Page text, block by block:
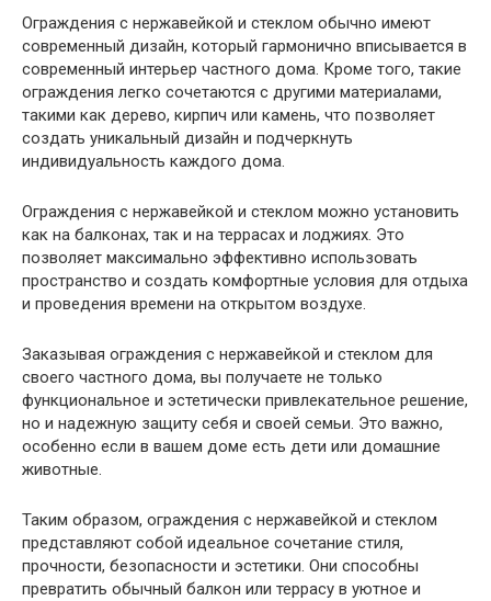
Ограждения с нержавейкой и стеклом обычно имеют
современный дизайн, который гармонично вписывается в
современный интерьер частного дома. Кроме того, такие
ограждения легко сочетаются с другими материалами,
такими как дерево, кирпич или камень, что позволяет
создать уникальный дизайн и подчеркнуть
индивидуальность каждого дома.
Ограждения с нержавейкой и стеклом можно установить
как на балконах, так и на террасах и лоджиях. Это
позволяет максимально эффективно использовать
пространство и создать комфортные условия для отдыха
и проведения времени на открытом воздухе.
Заказывая ограждения с нержавейкой и стеклом для
своего частного дома, вы получаете не только
функциональное и эстетически привлекательное решение,
но и надежную защиту себя и своей семьи. Это важно,
особенно если в вашем доме есть дети или домашние
животные.
Таким образом, ограждения с нержавейкой и стеклом
представляют собой идеальное сочетание стиля,
прочности, безопасности и эстетики. Они способны
превратить обычный балкон или террасу в уютное и